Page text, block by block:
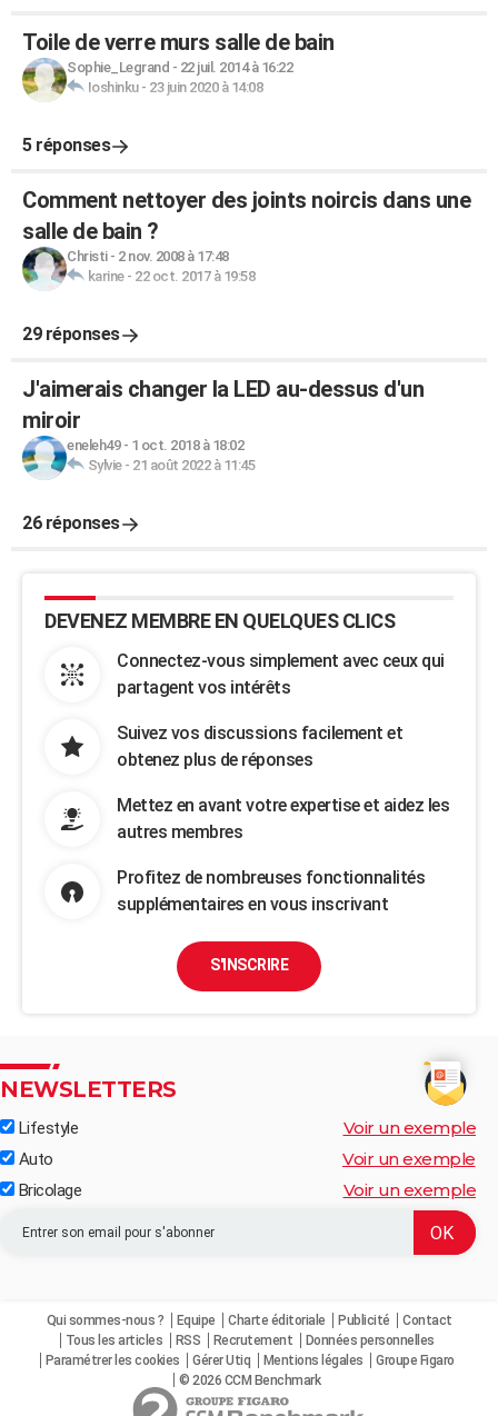
Toile de verre murs salle de bain
Sophie_Legrand - 22 juil. 2014 à 16:22
Ioshinku- 23 juin 2020 à 14:08
5 réponses
Comment nettoyer des joints noircis dans une
salle de bain ?
Christi- 2 nov. 2008 à 17:48
karine- 22 oct. 2017 à 19:58
29 réponses
J'aimerais changer la LED au-dessus d'un
miroir
eneleh49- 1 oct. 2018 à 18:02
Sylvie- 21 août 2022 à 11:45
26 réponses
DEVENEZ MEMBRE EN QUELQUES CLICS
Connectez-vous simplement avec ceux qui
partagent vos intérêts
Suivez vos discussions facilement et
obtenez plus de réponses
Mettez en avant votre expertise et aidez les
autres membres
Profitez de nombreuses fonctionnalités
supplémentaires en vous inscrivant
S'INSCRIRE
NEWSLETTERS
Lifestyle Voir un exemple
Auto Voir un exemple
Bricolage Voir un exemple
Qui sommes-nous ? Equipe Charte éditoriale Publicité
Contact
Tous les articles
RSS Recrutement
Données personnelles
Paramétrer les cookies
Gérer Utiq Mentions légales
Groupe Figaro
© 2026 CCM Benchmark